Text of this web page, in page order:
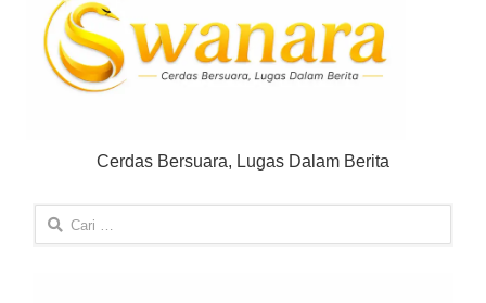
Cerdas Bersuara, Lugas Dalam Berita
Cari